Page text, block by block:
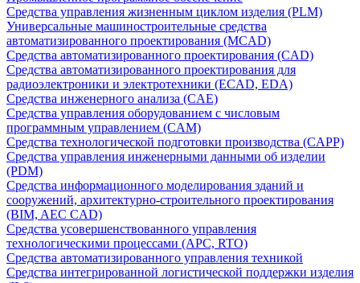
Средства управления жизненным циклом изделия (PLM)
Универсальные машиностроительные средства
автоматизированного проектирования (MCAD)
Средства автоматизированного проектирования (CAD)
Средства автоматизированного проектирования для
радиоэлектроники и электротехники (ECAD, EDA)
Средства инженерного анализа (CAE)
Средства управления оборудованием с числовым
программным управлением (CAM)
Средства технологической подготовки производства (CAPP)
Средства управления инженерными данными об изделии
(PDM)
Средства информационного моделирования зданий и
сооружений, архитектурно-строительного проектирования
(BIM, AEC CAD)
Средства усовершенствованного управления
технологическими процессами (APC, RTO)
Средства автоматизированного управления техникой
Средства интегрированной логистической поддержки изделия